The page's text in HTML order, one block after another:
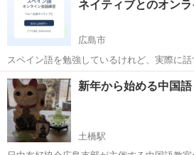
ネイティブとのオン
広島市
スペイン語を勉強しているけれど、実際に話
ルー出身・ペルー在住のネイティブとのオ
語を使う練習をしてみませんか？ このサービスは、文法を細かく教え
る授業ではなく、 「実際...
広島 広島市 スペイン語 オンライ
新年から始める中国語
土橋駅